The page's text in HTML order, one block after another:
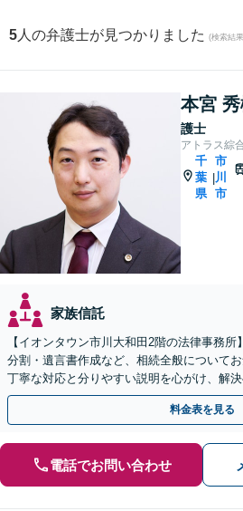
5 人の弁護士が見つかりました (検索結
本宮
護士
アトラス綜
千
葉
県
|
市
川
市
家族信託
【イオンタウン市川大和田2階の法律事務
分割・遺言書作成など、相続全般についてお
丁寧な対応と分りやすい説明を心がけ、解
可】
料金表を見る
電話でお問い合わせ